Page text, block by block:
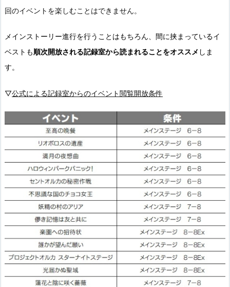
回のイベントを楽しむことはできません。
メインストーリー進行を行うことはもちろん、間に挟まっているイ
ベストも順次開放される記録室から読まれることをオススメ しま
す。
▽公式による記録室からのイベント閲覧開放条件